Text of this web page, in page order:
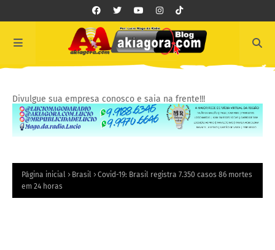
Divulgue sua empresa conosco e saia na frente!!!
Página inicial Brasil
Covid-19: Brasil registra 7.350 casos 86 mortes
em 24 horas